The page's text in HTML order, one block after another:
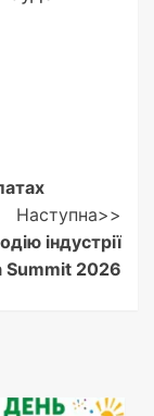
Наступна>>
індустрії
Summit 2026